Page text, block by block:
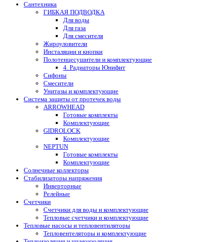
Сантехника
ГИБКАЯ ПОДВОДКА
Для воды
Для газа
Для смесителя
Жироуловители
Инсталяции и кнопки
Полотенцесушители и комплектующие
4. Радиаторы Юнифит
Сифоны
Смесители
Унитазы и комплектующие
Система защиты от протечек воды
ARROWHEAD
Готовые комплекты
Комплектующие
GIDROLOCK
Комплектующие
NEPTUN
Готовые комплекты
Комплектующие
Солнечные коллекторы
Стабилизаторы напряжения
Инверторные
Релейные
Счетчики
Счетчики для воды и комплектующие
Тепловые счетчики и комплектующие
Тепловые насосы и тепловентиляторы
Тепловентеляторы и комплектующие